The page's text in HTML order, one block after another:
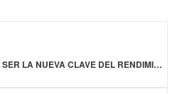
EL INTESTINO PODRÍA SER LA NUEVA CLAVE DEL RENDIMIENTO DEPORTIVO